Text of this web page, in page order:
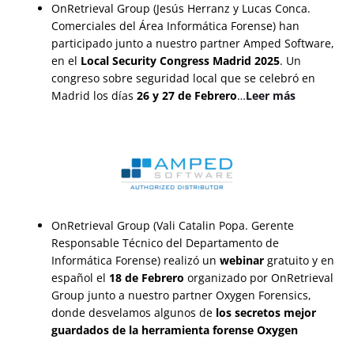
OnRetrieval Group (Jesús Herranz y Lucas Conca.
Comerciales del Área Informática Forense) han
participado junto a nuestro partner Amped Software,
en el Local Security Congress Madrid 2025. Un
congreso sobre seguridad local que se celebró en
Madrid los días 26 y 27 de Febrero…Leer más
OnRetrieval Group (Vali Catalin Popa. Gerente
Responsable Técnico del Departamento de
Informática Forense) realizó un webinar gratuito y en
español el 18 de Febrero organizado por OnRetrieval
Group junto a nuestro partner Oxygen Forensics,
donde desvelamos algunos de los secretos mejor
guardados de la herramienta forense Oxygen